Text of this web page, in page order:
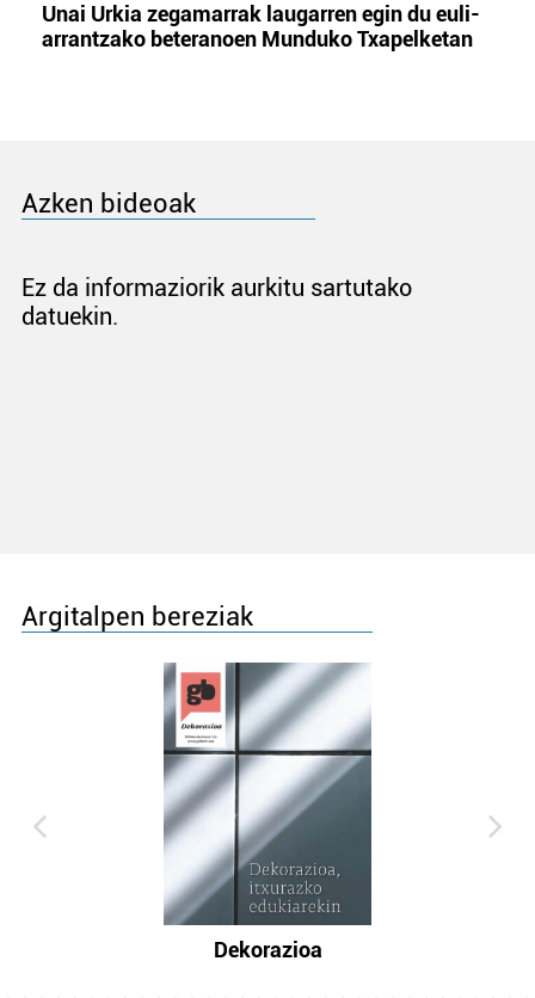
Unai Urkia zegamarrak laugarren egin du euli-
arrantzako beteranoen Munduko Txapelketan
Azken bideoak
Ez da informaziorik aurkitu sartutako
datuekin.
Argitalpen bereziak
Dekorazioa